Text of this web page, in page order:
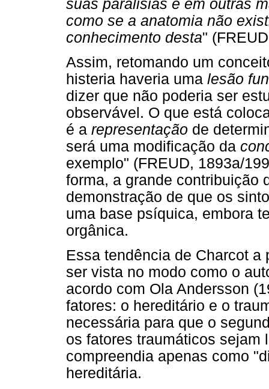
suas paralisias e em outras
como se a anatomia não
conhecimento desta"
Assim, retomando um
histeria haveria uma lesão
dizer que não poderia ser
observável. O que está
é a representação de
será uma modificação da
exemplo" (FREUD, 1893a/
forma, a grande contribuição
demonstração de que os
uma base psíquica, embora
orgânica.
Essa tendência de Charcot
ser vista no modo como o
acordo com Ola Andersson
fatores: o hereditário e o
necessária para que o
os fatores traumáticos sejam
compreendia apenas como
hereditária.